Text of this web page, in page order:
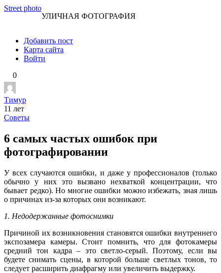
Перейти
Street photo
УЛИЧНАЯ ФОТОГРАФИЯ
Добавить пост
Карта сайта
Войти
0
Тимур
11 лет
Советы
6 самых частых ошибок при
фотографировании
У всех случаются ошибки, и даже у профессионалов (только
обычно у них это вызвано нехваткой концентрации, что
бывает редко). Но многие ошибки можно избежать, зная лишь
о причинах из-за которых они возникают.
1. Недодержанные фотоснимки
Причиной их возникновения становятся ошибки внутреннего
экспозамера камеры. Стоит помнить, что для фотокамеры
средний тон кадра – это светло-серый. Поэтому, если вы
будете снимать сцены, в которой больше светлых тонов, то
следует расширить диафрагму или увеличить выдержку.